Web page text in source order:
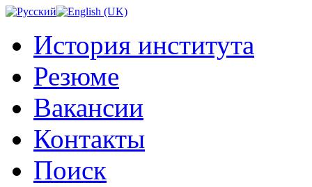
История института
Резюме
Вакансии
Контакты
Поиск